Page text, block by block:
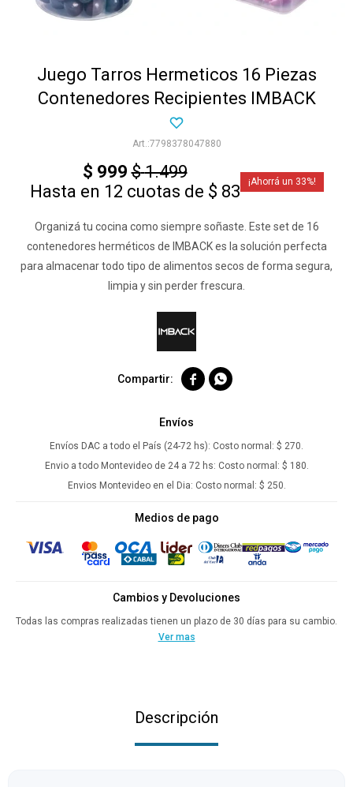
Juego Tarros Hermeticos 16 Piezas
Contenedores Recipientes IMBACK
7798378047880
$ 999 $ 1.499
Hasta en 12 cuotas de $ 83
33
Organizá tu cocina como siempre soñaste. Este set de 16
contenedores herméticos de IMBACK es la solución perfecta
para almacenar todo tipo de alimentos secos de forma segura,
limpia y sin perder frescura.
 
Envíos
Envíos DAC a todo el País (24-72 hs): Costo normal: $ 270.
Envio a todo Montevideo de 24 a 72 hs: Costo normal: $ 180.
Envios Montevideo en el Dia: Costo normal: $ 250.
Medios de pago
Cambios y Devoluciones
Todas las compras realizadas tienen un plazo de 30 días para su cambio.
Ver mas
Descripción